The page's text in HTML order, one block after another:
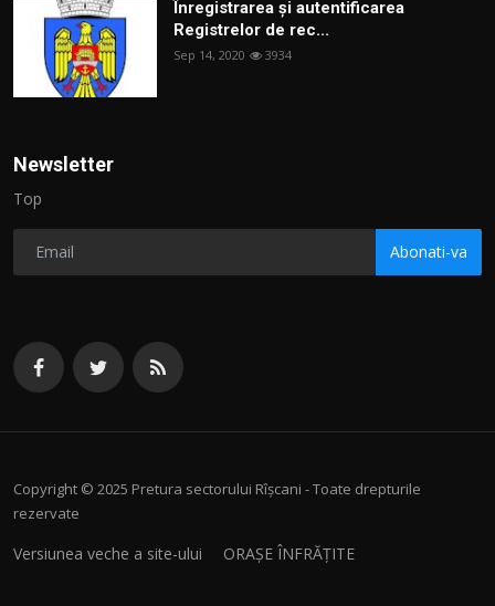
Înregistrarea și autentificarea
Registrelor de rec...
Sep 14, 2020 3934
Newsletter
Top
Abonati-va
Copyright © 2025 Pretura sectorului Rîșcani - Toate drepturile
rezervate
Versiunea veche a site-ului ORAȘE ÎNFRĂȚITE